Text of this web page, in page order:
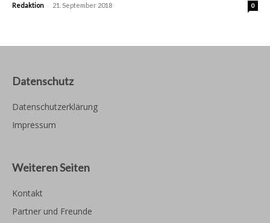
Redaktion - 21. September 2018 0
Datenschutz
Datenschutzerklärung
Impressum
Weiteren Seiten
Kontakt
Partner und Freunde